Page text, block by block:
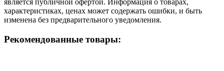
характеристиках, ценах может содержать ошибки, и быть
изменена без предварительного уведомления.
Рекомендованные товары: